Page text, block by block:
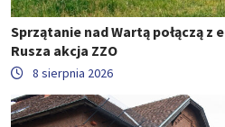
Sprzątanie nad Wartą połączą z
Rusza akcja ZZO
8 sierpnia 2026